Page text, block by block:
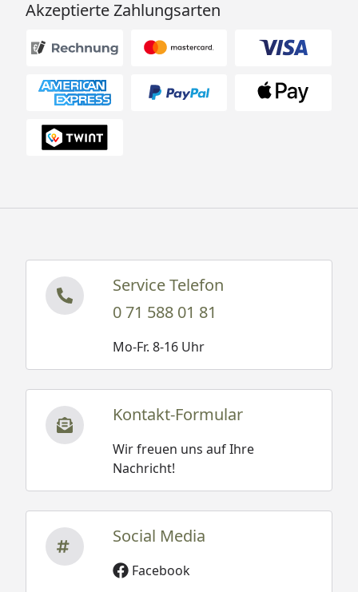
Akzeptierte Zahlungsarten
Service Telefon
0 71 588 01 81
Mo-Fr. 8-16 Uhr
Kontakt-Formular
Wir freuen uns auf Ihre
Nachricht!
Social Media
Facebook